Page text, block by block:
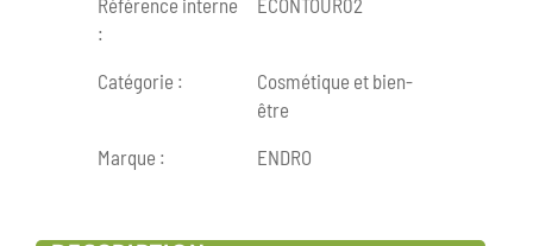
Référence interne
:
ECONTOUR02
Catégorie :
Cosmétique et bien-
être
Marque :
ENDRO